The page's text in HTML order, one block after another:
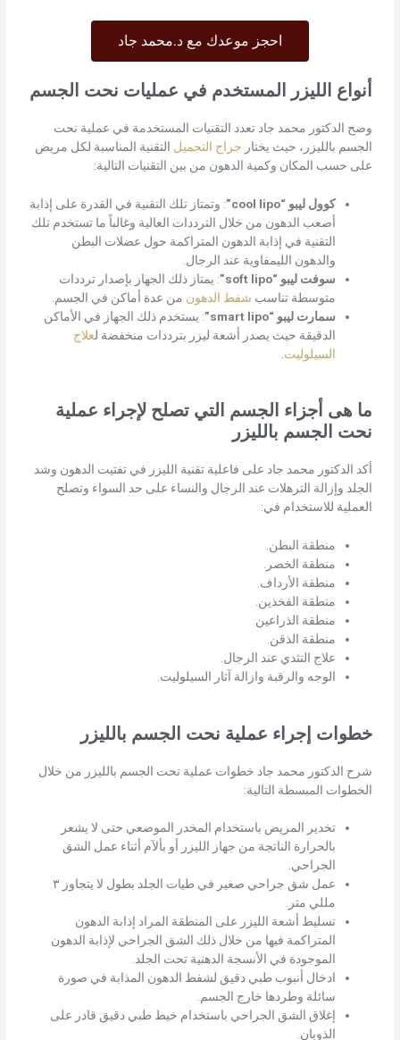
احجز موعدك مع د.محمد جاد
أنواع الليزر المستخدم في عمليات نحت الجسم
وضح الدكتور محمد جاد تعدد التقنيات المستخدمة في عملية نحت
الجسم بالليزر، حيث يختار جراح التجميل التقنية المناسبة لكل مريض
على حسب المكان وكمية الدهون من بين التقنيات التالية:
كوول ليبو “cool lipo” : وتمتاز تلك التقنية في القدرة على إذابة
أصعب الدهون من خلال الترددات العالية وغالباً ما تستخدم تلك
التقنية في إذابة الدهون المتراكمة حول عضلات البطن
والدهون الليمفاوية عند الرجال.
سوفت ليبو “soft lipo”
: يمتاز ذلك الجهاز بإصدار ترددات
متوسطة تناسب شفط الدهون من عدة أماكن في الجسم.
سمارت ليبو “smart lipo”
: يستخدم ذلك الجهاز في الأماكن
الدقيقة حيث يصدر أشعة ليزر بترددات منخفضة لعلاج
السيلوليت
ما هى أجزاء الجسم التي تصلح لإجراء عملية
نحت الجسم بالليزر
أكد الدكتور محمد جاد على فاعلية تقنية الليزر في تفتيت الدهون وشد
الجلد وإزالة الترهلات عند الرجال والنساء على حد السواء وتصلح
العملية للاستخدام في:
منطقة البطن.
منطقة الخصر.
منطقة الأرداف.
منطقة الفخذين.
منطقة الذراعين
منطقة الذقن.
علاج التثدي عند الرجال.
الوجه والرقبة وازالة آثار السيلوليت.
خطوات إجراء عملية نحت الجسم بالليزر
شرح الدكتور محمد جاد خطوات عملية نحت الجسم بالليزر من خلال
الخطوات المبسطة التالية:
تخدير المريض باستخدام المخدر الموضعي حتى لا يشعر
بالحرارة الناتجة من جهاز الليزر أو بألآم أثناء عمل الشق
الجراحي.
عمل شق جراحي صغير في طيات الجلد بطول لا يتجاوز ٣
مللي متر.
تسليط أشعة الليزر على المنطقة المراد إذابة الدهون
المتراكمة فيها من خلال ذلك الشق الجراحي لإذابة الدهون
الموجودة في الأنسجة الدهنية تحت الجلد.
ادخال أنبوب طبي دقيق لشفط الدهون المذابة في صورة
سائلة وطردها خارج الجسم.
إغلاق الشق الجراحي باستخدام خيط طبي دقيق قادر على
الذوبان.